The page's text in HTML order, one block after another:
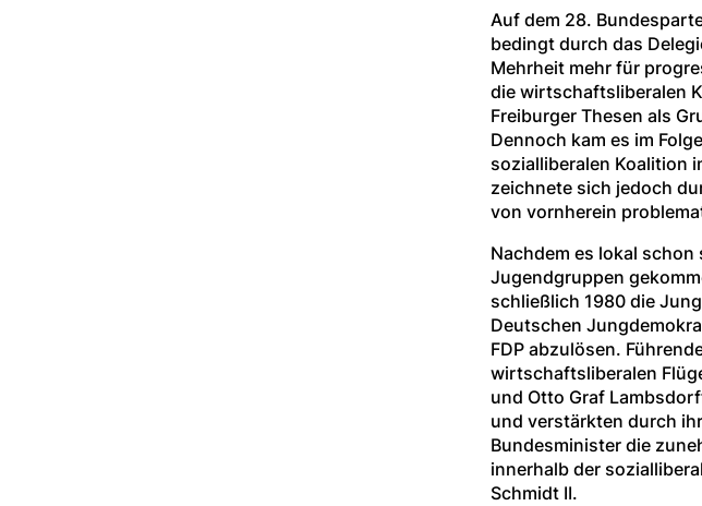
Auf dem 28.
bedingt durch das
Mehrheit mehr für
die wirtschaftsliberalen
Freiburger Thesen als
Dennoch kam es im
sozialliberalen Koalition
zeichnete sich jedoch
von vornherein
Nachdem es lokal
Jugendgruppen
schließlich 1980 die
Deutschen
FDP abzulösen.
wirtschaftsliberalen
und Otto Graf
und verstärkten durch
Bundesminister die
innerhalb der
Schmidt II.